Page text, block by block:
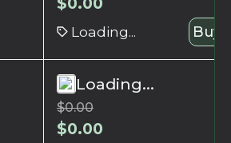
Loading... Buy
Loading...
$0.00
$0.00